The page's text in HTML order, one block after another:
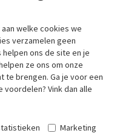
ster Betelgeuze in het
rode superreus, de
en de Alphaster in het
welke cookies we
verzamelen geen
ons de site en je
ze ons om onze
te brengen. Ga je voor een
Vink dan alle
Marketing